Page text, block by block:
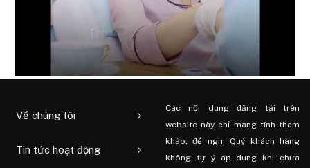
Về chúng tôi
Tin tức hoạt động
Các nội dung đăng tải trên
website này chỉ mang tính tham
khảo, đề nghị Quý khách hàng
không tự ý áp dụng khi chưa